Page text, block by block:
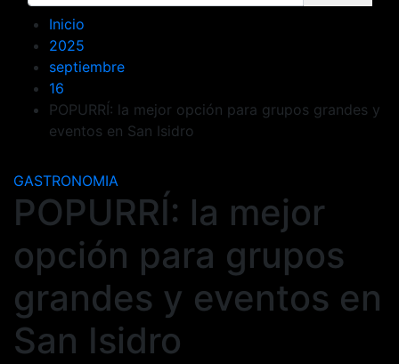
Inicio
2025
septiembre
16
POPURRÍ: la mejor opción para grupos grandes y
eventos en San Isidro
GASTRONOMIA
POPURRÍ: la mejor
opción para grupos
grandes y eventos en
San Isidro